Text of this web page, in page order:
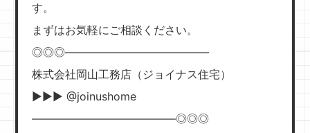
す。
まずはお気軽にご相談ください。
◎◎◎—————————————
株式会社岡山工務店（ジョイナス住宅）
▶︎▶︎▶︎ @joinushome
—————————————◎◎◎